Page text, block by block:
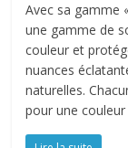
Avec sa gamme
une gamme de
couleur et
nuances
naturelles.
pour une couleur